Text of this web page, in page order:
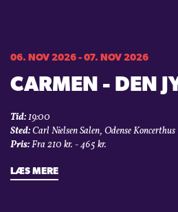
06. NOV 2026 - 07. NOV 2026
CARMEN - DEN
Tid:19:00
Sted:Carl Nielsen Salen, Odense Koncerthus
Pris:Fra 210 kr. - 465 kr.
LÆS MERE